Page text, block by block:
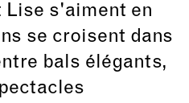
s'aiment en
se croisent dans
bals élégants,